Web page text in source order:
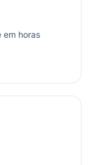
em horas